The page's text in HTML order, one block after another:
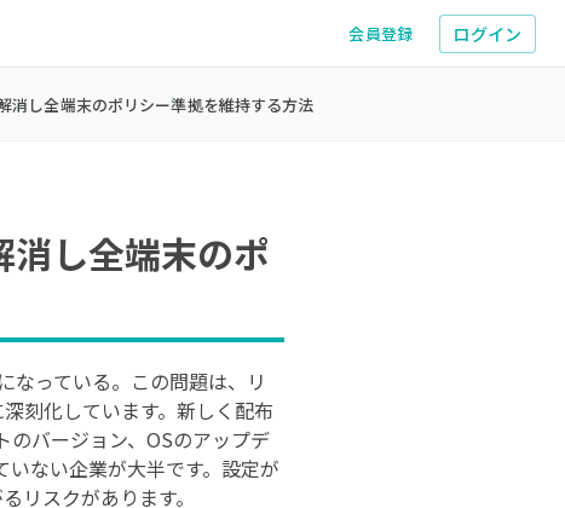
会員登録 ログイン
消し全端末のポリシー準拠を維持する方法
し全端末のポ
なっている。この問題は、リ
刻化しています。新しく配布
のバージョン、OSのアップデ
ない企業が大半です。設定が
リスクがあります。